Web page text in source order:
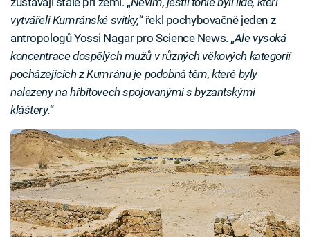
vytvářeli Kumránské svitky,“ řekl pochybovačně jeden z
antropologů Yossi Nagar pro Science News. „Ale vysoká
koncentrace dospělých mužů v různých věkových kategorií
pocházejících z Kumránu je podobná těm, které byly
nalezeny na hřbitovech spojovanými s byzantskými
kláštery.“